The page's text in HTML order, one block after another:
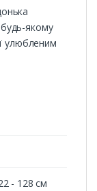
якому
улюбленим
- 128 см